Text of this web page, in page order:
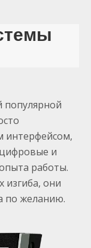
интерфейсом,
и
работы.
изгиба, они
по желанию.